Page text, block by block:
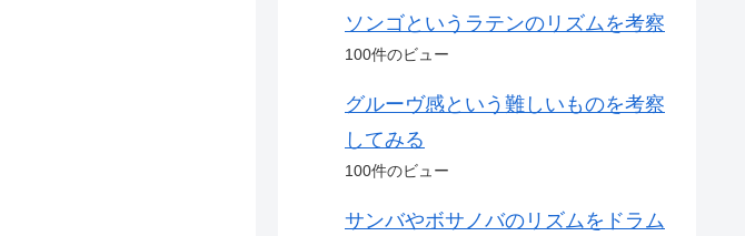
ソンゴというラテンのリズムを考察
100件のビュー
グルーヴ感という難しいものを考察
してみる
100件のビュー
サンバやボサノバのリズムをドラム